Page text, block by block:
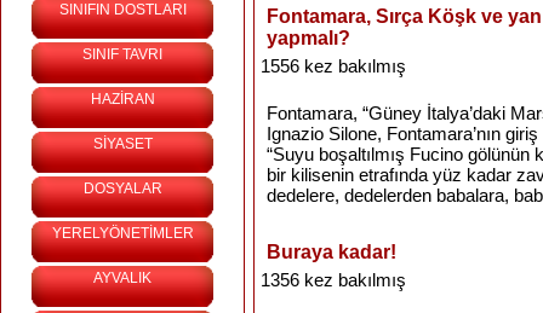
SINIFIN DOSTLARI
SINIF TAVRI
HAZİRAN
SİYASET
DOSYALAR
YERELYÖNETİMLER
AYVALIK
Fontamara, Sırça Köşk ve
yapmalı?
1556 kez bakılmış
Fontamara, “Güney İtalya’daki
Ignazio Silone, Fontamara’nın
“Suyu boşaltılmış Fucino gölünün
bir kilisenin etrafında yüz kadar
dedelere, dedelerden babalara,
Buraya kadar!
1356 kez bakılmış